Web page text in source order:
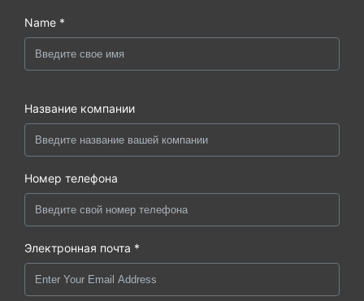
Name *
Название компании
Номер телефона
Электронная почта *